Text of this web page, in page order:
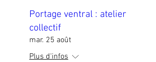
Portage ventral : atelier
collectif
mar. 25 août
Plus d'infos